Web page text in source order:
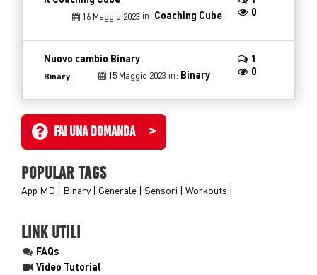
16 Maggio 2023 in: Coaching Cube
0
Nuovo cambio Binary
Binary 15 Maggio 2023 in: Binary
1
0
FAI UNA DOMANDA >
POPULAR TAGS
App MD Binary Generale Sensori Workouts
LINK UTILI
FAQs
Video Tutorial